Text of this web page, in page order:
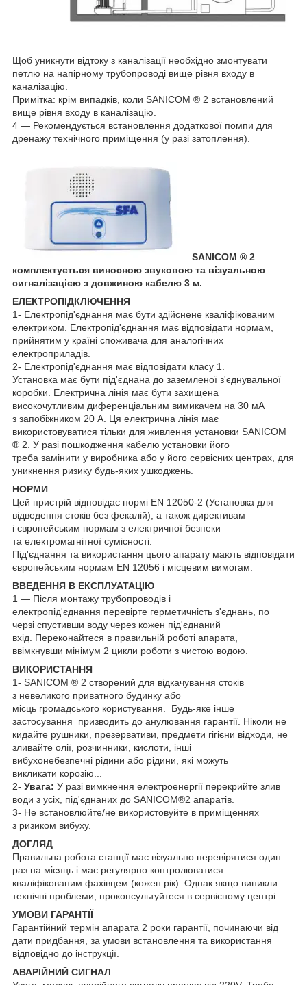
Щоб уникнути відтоку з каналізації необхідно змонтувати
петлю на напірному трубопроводі вище рівня входу в
каналізацію.
Примітка: крім випадків, коли SANICOM ® 2 встановлений
вище рівня входу в каналізацію.
4 — Рекомендується встановлення додаткової помпи для
дренажу технічного приміщення (у разі затоплення).
SANICOM ® 2
комплектується виносною звуковою та візуальною
сигналізацією з довжиною кабелю 3 м.
ЕЛЕКТРОПІДКЛЮЧЕННЯ
1- Електропід'єднання має бути здійснене кваліфікованим
електриком. Електропід'єднання має відповідати нормам,
прийнятим у країні споживача для аналогічних
електроприладів.
2- Електропід'єднання має відповідати класу 1.
Установка має бути під'єднана до заземленої з'єднувальної
коробки. Електрична лінія має бути захищена
високочутливим диференціальним вимикачем на 30 мА
з запобіжником 20 А. Ця електрична лінія має
використовуватися тільки для живлення установки SANICOM
® 2. У разі пошкодження кабелю установки його
треба замінити у виробника або у його сервісних центрах, для
уникнення ризику будь-яких ушкоджень.
НОРМИ
Цей пристрій відповідає нормі EN 12050-2 (Установка для
відведення стоків без фекалій), а також директивам
і європейським нормам з електричної безпеки
та електромагнітної сумісності.
Під'єднання та використання цього апарату мають відповідати
європейським нормам EN 12056 і місцевим вимогам.
ВВЕДЕННЯ В ЕКСПЛУАТАЦІЮ
1 — Після монтажу трубопроводів і
електропід'єднання перевірте герметичність з'єднань, по
черзі спустивши воду через кожен під'єднаний
вхід. Переконайтеся в правильній роботі апарата,
ввімкнувши мінімум 2 цикли роботи з чистою водою.
ВИКОРИСТАННЯ
1- SANICOM ® 2 створений для відкачування стоків
з невеликого приватного будинку або
місць громадського користування. Будь-яке інше
застосування призводить до анулювання гарантії. Ніколи не
кидайте рушники, презервативи, предмети гігієни відходи, не
зливайте олії, розчинники, кислоти, інші
вибухонебезпечні рідини або рідини, які можуть
викликати корозію...
2- Увага: У разі вимкнення електроенергії перекрийте злив
води з усіх, під'єднаних до SANICOM®2 апаратів.
3- Не встановлюйте/не використовуйте в приміщеннях
з ризиком вибуху.
ДОГЛЯД
Правильна робота станції має візуально перевірятися один
раз на місяць і має регулярно контролюватися
кваліфікованим фахівцем (кожен рік). Однак якщо виникли
технічні проблеми, проконсультуйтеся в сервісному центрі.
УМОВИ ГАРАНТІЇ
Гарантійний термін апарата 2 роки гарантії, починаючи від
дати придбання, за умови встановлення та використання
відповідно до інструкції.
АВАРІЙНИЙ СИГНАЛ